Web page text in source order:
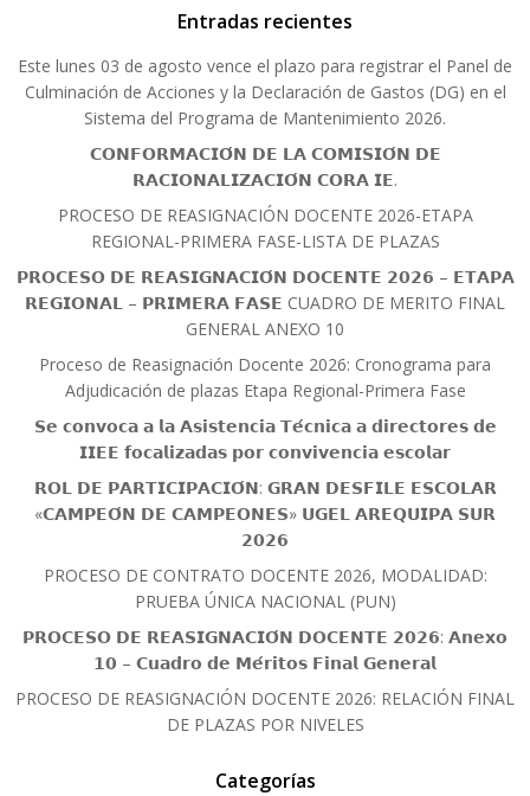
Entradas recientes
Este lunes 03 de agosto vence el plazo para registrar el Panel de
Culminación de Acciones y la Declaración de Gastos (DG) en el
Sistema del Programa de Mantenimiento 2026.
𝗖𝗢𝗡𝗙𝗢𝗥𝗠𝗔𝗖𝗜𝗢́𝗡 𝗗𝗘 𝗟𝗔 𝗖𝗢𝗠𝗜𝗦𝗜𝗢́𝗡 𝗗𝗘
𝗥𝗔𝗖𝗜𝗢𝗡𝗔𝗟𝗜𝗭𝗔𝗖𝗜𝗢́𝗡 𝗖𝗢𝗥𝗔 𝗜𝗘.
PROCESO DE REASIGNACIÓN DOCENTE 2026-ETAPA
REGIONAL-PRIMERA FASE-LISTA DE PLAZAS
𝗣𝗥𝗢𝗖𝗘𝗦𝗢 𝗗𝗘 𝗥𝗘𝗔𝗦𝗜𝗚𝗡𝗔𝗖𝗜𝗢́𝗡 𝗗𝗢𝗖𝗘𝗡𝗧𝗘 𝟮𝟬𝟮𝟲 – 𝗘𝗧𝗔𝗣𝗔
𝗥𝗘𝗚𝗜𝗢𝗡𝗔𝗟 – 𝗣𝗥𝗜𝗠𝗘𝗥𝗔 𝗙𝗔𝗦𝗘 CUADRO DE MERITO FINAL
GENERAL ANEXO 10
Proceso de Reasignación Docente 2026: Cronograma para
Adjudicación de plazas Etapa Regional-Primera Fase
𝗦𝗲 𝗰𝗼𝗻𝘃𝗼𝗰𝗮 𝗮 𝗹𝗮 𝗔𝘀𝗶𝘀𝘁𝗲𝗻𝗰𝗶𝗮 𝗧𝗲́𝗰𝗻𝗶𝗰𝗮 𝗮 𝗱𝗶𝗿𝗲𝗰𝘁𝗼𝗿𝗲𝘀 𝗱𝗲
𝗜𝗜𝗘𝗘 𝗳𝗼𝗰𝗮𝗹𝗶𝘇𝗮𝗱𝗮𝘀 𝗽𝗼𝗿 𝗰𝗼𝗻𝘃𝗶𝘃𝗲𝗻𝗰𝗶𝗮 𝗲𝘀𝗰𝗼𝗹𝗮𝗿
𝗥𝗢𝗟 𝗗𝗘 𝗣𝗔𝗥𝗧𝗜𝗖𝗜𝗣𝗔𝗖𝗜𝗢́𝗡: 𝗚𝗥𝗔𝗡 𝗗𝗘𝗦𝗙𝗜𝗟𝗘 𝗘𝗦𝗖𝗢𝗟𝗔𝗥
«𝗖𝗔𝗠𝗣𝗘𝗢́𝗡 𝗗𝗘 𝗖𝗔𝗠𝗣𝗘𝗢𝗡𝗘𝗦» 𝗨𝗚𝗘𝗟 𝗔𝗥𝗘𝗤𝗨𝗜𝗣𝗔 𝗦𝗨𝗥
𝟮𝟬𝟮𝟲
PROCESO DE CONTRATO DOCENTE 2026, MODALIDAD:
PRUEBA ÚNICA NACIONAL (PUN)
𝗣𝗥𝗢𝗖𝗘𝗦𝗢 𝗗𝗘 𝗥𝗘𝗔𝗦𝗜𝗚𝗡𝗔𝗖𝗜𝗢́𝗡 𝗗𝗢𝗖𝗘𝗡𝗧𝗘 𝟮𝟬𝟮𝟲: 𝗔𝗻𝗲𝘅𝗼
𝟭𝟬 – 𝗖𝘂𝗮𝗱𝗿𝗼 𝗱𝗲 𝗠𝗲́𝗿𝗶𝘁𝗼𝘀 𝗙𝗶𝗻𝗮𝗹 𝗚𝗲𝗻𝗲𝗿𝗮𝗹
PROCESO DE REASIGNACIÓN DOCENTE 2026: RELACIÓN FINAL
DE PLAZAS POR NIVELES
Categorías